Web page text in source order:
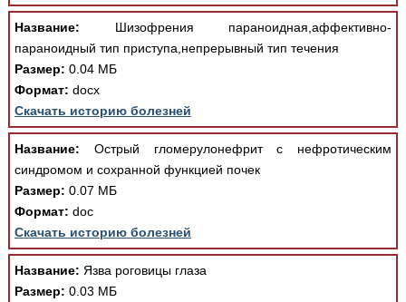
Научно-популярное
Статьи
Новости (244)
Медицинская стандартизация
Нормативы экстренной и неотложной помощи
Нормы лабораторных и инструментальных
исследований
Обратная связь
Добавить материал
FAQ
Название: Шизофрения параноидная,аффективно-
параноидный тип приступа,непрерывный тип течения
Размер: 0.04 МБ
Формат: docx
Скачать историю болезней
Название: Острый гломерулонефрит с нефротическим
синдромом и сохранной функцией почек
Размер: 0.07 МБ
Формат: doc
Скачать историю болезней
Название: Язва роговицы глаза
Размер: 0.03 МБ